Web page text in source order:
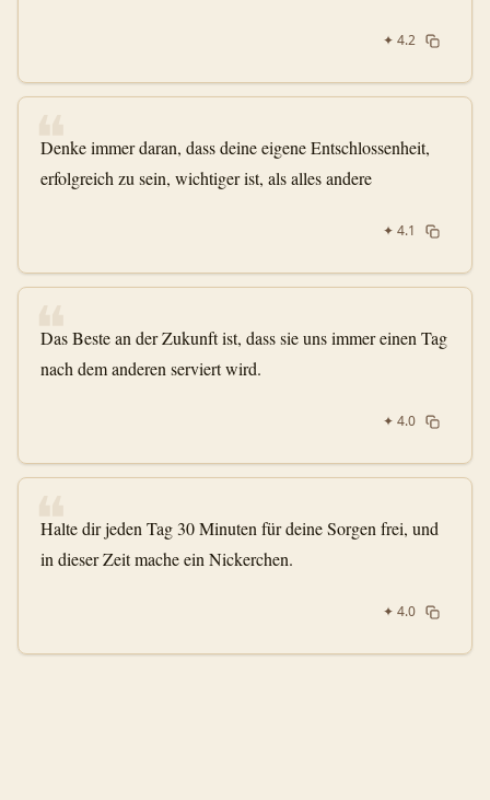
✦ 4.2
❝
Denke immer daran, dass deine eigene Entschlossenheit,
erfolgreich zu sein, wichtiger ist, als alles andere
✦ 4.1
❝
Das Beste an der Zukunft ist, dass sie uns immer einen Tag
nach dem anderen serviert wird.
✦ 4.0
❝
Halte dir jeden Tag 30 Minuten für deine Sorgen frei, und
in dieser Zeit mache ein Nickerchen.
✦ 4.0